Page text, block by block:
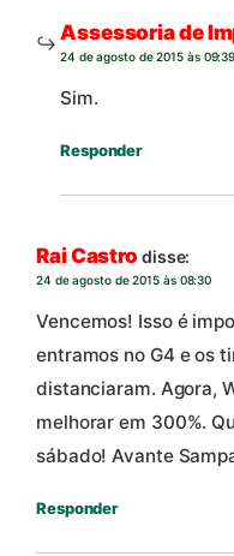
Assessoria de
24 de agosto de 2015 às 09:39
Sim.
Responder
Rai Castro disse:
24 de agosto de 2015 às 08:30
Vencemos! Isso é
entramos no G4 e os
distanciaram. Agora,
melhorar em 300%.
sábado! Avante
Responder